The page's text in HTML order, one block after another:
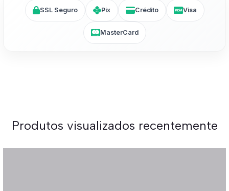
SSL Seguro Pix Crédito Visa
MasterCard
Produtos visualizados recentemente